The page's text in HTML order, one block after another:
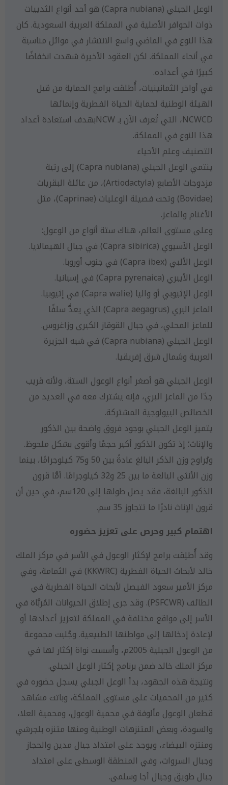
الوعل الجبلي (Capra nubiana) هو أحد أنواع الثدييات
ذوات الحوافر الأصلية في المملكة العربية السعودية. كان
هذا النوع في الماضي واسع الانتشار في موائل مناسبة
في أنحاء المملكة. لكن العقود الأخيرة شهدت انخفاضًا
كبيرًا في أعداده.
في أواخر الثمانينيات، أُطلقت برامج الحماية من قبل
الهيئة الوطنية لحماية الحياة الفطرية وإنمائها
NCWCD، التي تُعرف الآن بـ NCWبهدف استعادة أعداد
هذا النوع في المملكة.
التصنيف وعلم الأحياء
ينتمي الوعل الجبلي (Capra nubiana) إلى رتبة
مزدوجات الأصابع (Artiodactyla)، من عائلة البقريات
(Bovidae) وتحت فصيلة الوعليات (Caprinae)، مثل
الأغنام والماعز.
وعلى مستوى العالم، هناك ستة أنواع من الوعول:
الوعل الآسيوي (Capra sibirica) في جبال الهيمالايا.
الوعل الألبي (Capra ibex) في جنوب أوروبا.
الوعل الأيبري (Capra pyrenaica) في إسبانيا.
الوعل الإثيوبي أو واليا (Capra walie) في إثيوبيا.
الماعز البري (Capra aegagrus) الذي يعدُّ سلفًا
للماعز المحلي، في جبال القوقاز الكبرى وزاغروس.
الوعل الجبلي (Capra nubiana) في شبه الجزيرة
العربية وشمال شرق إفريقيا.
الوعل الجبلي هو أصغر أنواع الوعول الستة، ولأنه قريب
جدًا من الماعز البري، فإنه يشترك معه في العديد من
الخصائص البيولوجية المشتركة.
يتميز الوعل الجبلي بوجود فروق واضحة بين الذكور
والإناث؛ إذ تكون الذكور أكبر حجمًا وأقوى بشكل ملحوظ.
ويُراوح وزن الذكر البالغ عادةً بين 50 و75 كيلوجرامًا، بينما
وزن الأنثى البالغة ما بين 25 و32 كيلوجرامًا. أمَّا قرون
الذكور البالغة، فقد يصل طولها إلى 120سم، في حين أن
قرون الإناث نادرًا ما تتجاوز 35 سم.
اهتمام كبير وحرص على تعزيز حضوره
وقد أُطلِقت برامج لإكثار الوعول في الأسر في مركز الملك
خالد لأبحاث الحياة الفطرية (KKWRC) في الثمامة، وفي
مركز الأمير سعود الفيصل لأبحاث الحياة الفطرية في
الطائف (PSFCWR). وقد جرى إطلاق الحيوانات المُربَّاة في
الأسر إلى مواقع مختلفة في المملكة لتعزيز أعدادها أو
لإعادة إدخالها إلى مواطنها الطبيعية. وجُلبت مجموعة
من الوعول الجبلية 2005م، وأسست نواة إكثار لها في
مركز الملك خالد ضمن برنامج إكثار الوعل الجبلي.
ونتيجة هذه الجهود، بدأ الوعل الجبلي يسجل حضوره في
كثير من المحميات على مستوى المملكة، وباتت مشاهد
قطعان الوعول مألوفة في محمية الوعول، ومحمية العلا،
والسودة، وبعض المتنزهات الوطنية ومنها متنزه بلجرشي
ومنتزه البيضاء، ويوجد على امتداد جبال مدين والحجاز
وجبال السروات، وفي المنطقة الوسطى على امتداد
جبال طويق وجبال أجا وسلمى.